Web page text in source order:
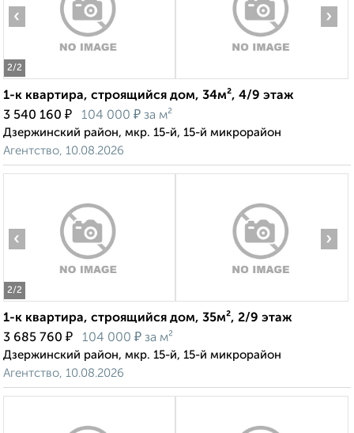
2/2
‹ ›
1-к квартира, строящийся дом, 34м², 4/9 этаж
3 540 160 ₽ 104 000 ₽ за м²
Дзержинский район, мкр. 15-й, 15-й микрорайон
Агентство, 10.08.2026
2/2
‹ ›
1-к квартира, строящийся дом, 35м², 2/9 этаж
3 685 760 ₽ 104 000 ₽ за м²
Дзержинский район, мкр. 15-й, 15-й микрорайон
Агентство, 10.08.2026